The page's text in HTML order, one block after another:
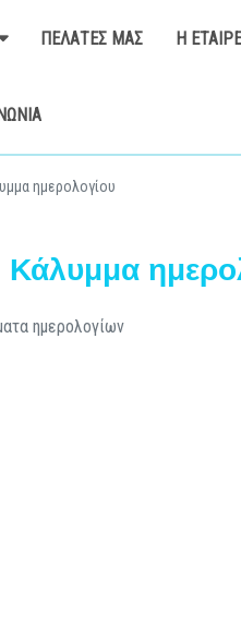
ΠΕΛΆΤΕΣ ΜΑΣ Η
ημερολογίου
Κάλυμμα
ημερολογίων